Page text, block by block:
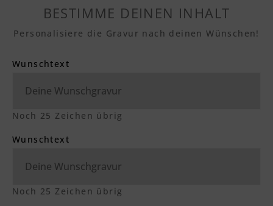
BESTIMME DEINEN INHALT
Personalisiere die Gravur nach deinen Wünschen!
Wunschtext
Noch 25 Zeichen übrig
Wunschtext
Noch 25 Zeichen übrig